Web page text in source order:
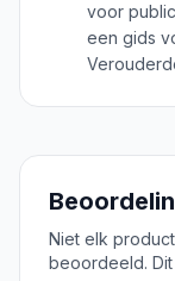
voor
een gids
Niet elk
beoordeeld.